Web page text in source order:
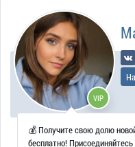
VIP
💰 Получите свою долю
бесплатно!